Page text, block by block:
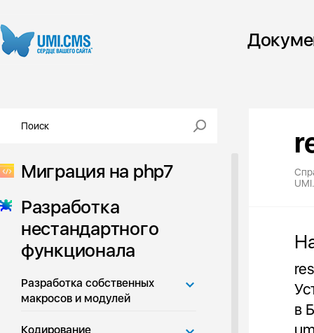
Миграция на php7
Разработка
нестандартного
функционала
Разработка собственных
макросов и модулей
Кодирование
в